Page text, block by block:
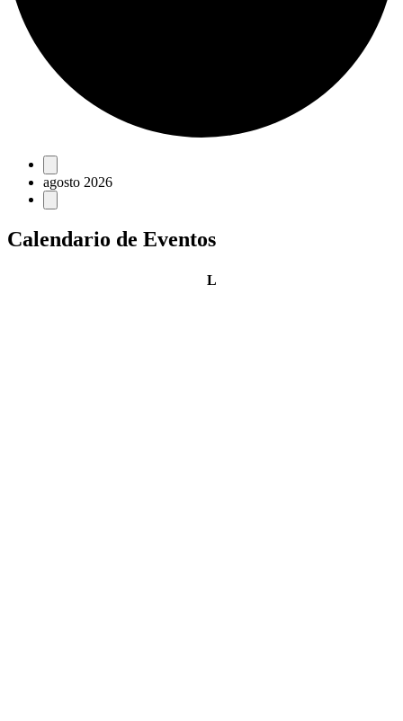
Eventos
agosto 2026
Calendario de Eventos
Llunes